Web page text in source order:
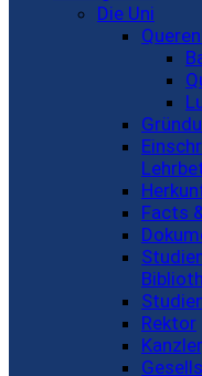
Die Uni
Facts
Rektor